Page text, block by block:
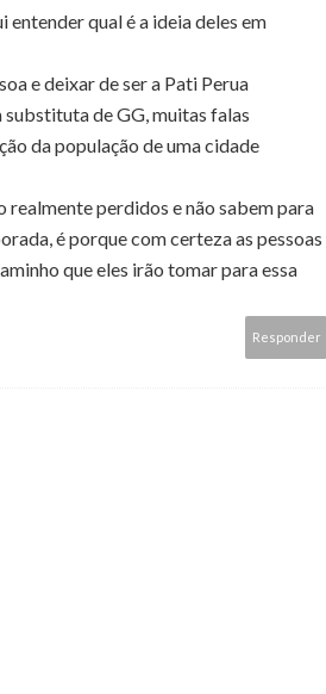
entender qual é a ideia deles em
e deixar de ser a Pati Perua
substituta de GG, muitas falas
da população de uma cidade
perdidos e não sabem para
é porque com certeza as pessoas
que eles irão tomar para essa
Responder